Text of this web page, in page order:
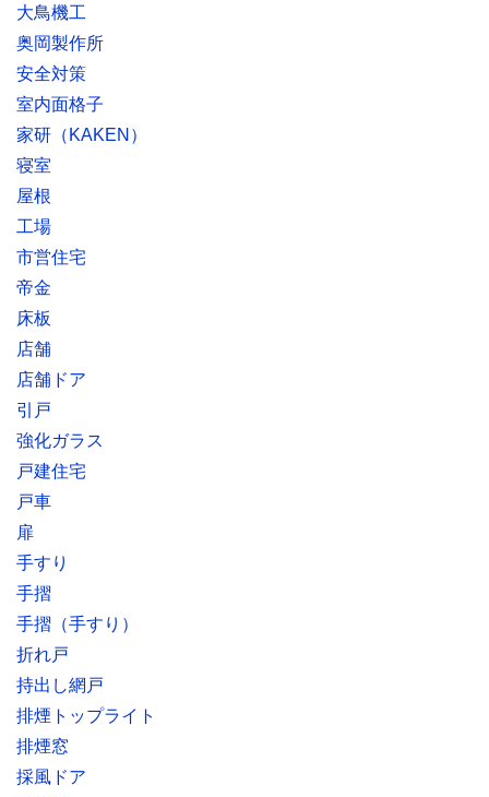
大鳥機工
奥岡製作所
安全対策
室内面格子
家研（KAKEN）
寝室
屋根
工場
市営住宅
帝金
床板
店舗
店舗ドア
引戸
強化ガラス
戸建住宅
戸車
扉
手すり
手摺
手摺（手すり）
折れ戸
持出し網戸
排煙トップライト
排煙窓
採風ドア